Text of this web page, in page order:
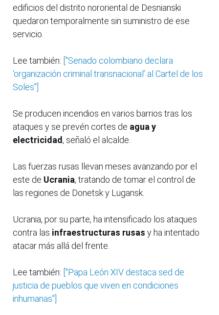
edificios del distrito nororiental de Desnianski
quedaron temporalmente sin suministro de ese
servicio.
Lee también: ["Senado colombiano declara
‘organización criminal transnacional’ al Cartel de los
Soles"]
Se producen incendios en varios barrios tras los
ataques y se prevén cortes de agua y
electricidad, señaló el alcalde.
Las fuerzas rusas llevan meses avanzando por el
este de Ucrania, tratando de tomar el control de
las regiones de Donetsk y Lugansk.
Ucrania, por su parte, ha intensificado los ataques
contra las infraestructuras rusas y ha intentado
atacar más allá del frente.
Lee también: ["Papa León XIV destaca sed de
justicia de pueblos que viven en condiciones
inhumanas"]